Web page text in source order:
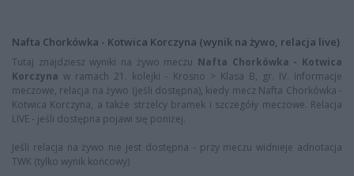
Nafta Chorkówka - Kotwica Korczyna (wynik na żywo, relacja live)
Tutaj znajdziesz wyniki na żywo meczu Nafta Chorkówka - Kotwica
Korczyna w ramach 21. kolejki - Krosno > Klasa B, gr. IV. Informacje
meczowe, relacja na żywo (jeśli dostępna), kiedy mecz Nafta Chorkówka -
Kotwica Korczyna, a także strzelcy bramek i szczegóły meczowe. Relacja
LIVE - jeśli dostępna pojawi się poniżej.
Jeśli relacja na żywo nie jest dostępna - przy meczu widnieje adnotacja
TWK (tylko wynik końcowy)